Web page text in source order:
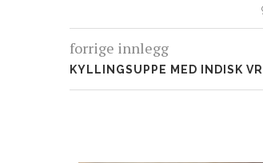
forrige innlegg
KYLLINGSUPPE MED INDISK VRI